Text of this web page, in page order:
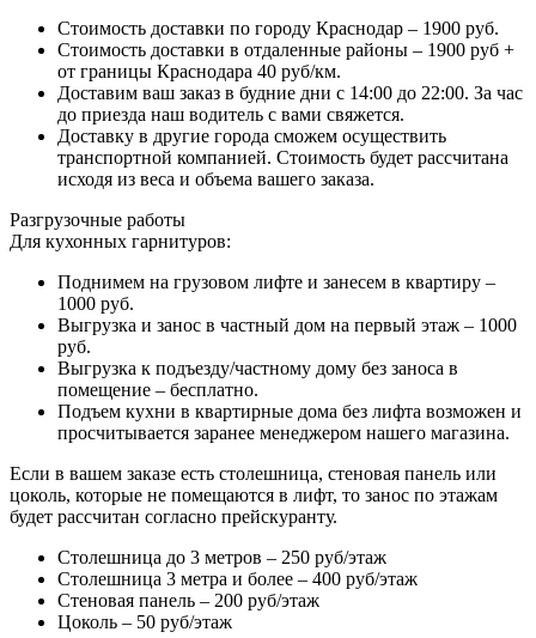
Стоимость доставки по городу Краснодар – 1900 руб.
Стоимость доставки в отдаленные районы – 1900 руб +
от границы Краснодара 40 руб/км.
Доставим ваш заказ в будние дни с 14:00 до 22:00. За час
до приезда наш водитель с вами свяжется.
Доставку в другие города сможем осуществить
транспортной компанией. Стоимость будет рассчитана
исходя из веса и объема вашего заказа.
Разгрузочные работы
Для кухонных гарнитуров:
Поднимем на грузовом лифте и занесем в квартиру –
1000 руб.
Выгрузка и занос в частный дом на первый этаж – 1000
руб.
Выгрузка к подъезду/частному дому без заноса в
помещение – бесплатно.
Подъем кухни в квартирные дома без лифта возможен и
просчитывается заранее менеджером нашего магазина.
Если в вашем заказе есть столешница, стеновая панель или
цоколь, которые не помещаются в лифт, то занос по этажам
будет рассчитан согласно прейскуранту.
Столешница до 3 метров – 250 руб/этаж
Столешница 3 метра и более – 400 руб/этаж
Стеновая панель – 200 руб/этаж
Цоколь – 50 руб/этаж